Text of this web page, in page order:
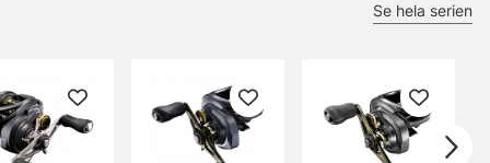
Se hela serien